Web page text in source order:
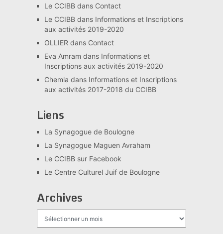
Le CCIBBdans Contact
Le CCIBBdans Informations et Inscriptions
aux activités 2019-2020
OLLIER dans Contact
Eva Amram dans Informations et
Inscriptions aux activités 2019-2020
Chemla dans Informations et Inscriptions
aux activités 2017-2018 du CCIBB
Liens
La Synagogue de Boulogne
La Synagogue Maguen Avraham
Le CCIBB sur Facebook
Le Centre Culturel Juif de Boulogne
Archives